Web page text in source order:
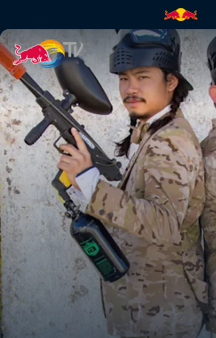
Moro | Red Bull TV